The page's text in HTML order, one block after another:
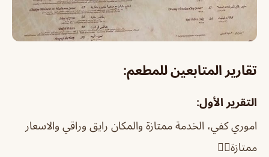
تقارير المتابعين للمطعم:
التقرير الأول:
اموري كفي، الخدمة ممتازة والمكان رايق وراقي والاسعار
ممتازة👌🏻